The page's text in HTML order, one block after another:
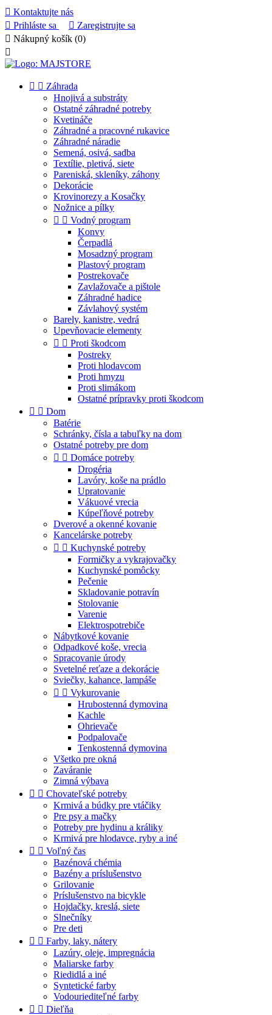
 Kontaktujte nás
 Prihláste sa  Zaregistrujte sa
 Nákupný košík (0)

  Záhrada
Hnojivá a substráty
Ostatné záhradné potreby
Kvetináče
Záhradné a pracovné rukavice
Záhradné náradie
Semená, osivá, sadba
Textílie, pletivá, siete
Pareniská, skleníky, záhony
Dekorácie
Krovinorezy a Kosačky
Nožnice a pílky
  Vodný program
Konvy
Čerpadlá
Mosadzný program
Plastový program
Postrekovače
Zavlažovače a pištole
Záhradné hadice
Závlahový systém
Barely, kanistre, vedrá
Upevňovacie elementy
  Proti škodcom
Postreky
Proti hlodavcom
Proti hmyzu
Proti slimákom
Ostatné prípravky proti škodcom
  Dom
Batérie
Schránky, čísla a tabuľky na dom
Ostatné potreby pre dom
  Domáce potreby
Drogéria
Lavóry, koše na prádlo
Upratovanie
Vákuové vrecia
Kúpeľňové potreby
Dverové a okenné kovanie
Kancelárske potreby
  Kuchynské potreby
Formičky a vykrajovačky
Kuchynské pomôcky
Pečenie
Skladovanie potravín
Stolovanie
Varenie
Elektrospotrebiče
Nábytkové kovanie
Odpadkové koše, vrecia
Spracovanie úrody
Svetelné reťaze a dekorácie
Sviečky, kahance, lampáše
  Vykurovanie
Hrubostenná dymovina
Kachle
Ohrievače
Podpalovače
Tenkostenná dymovina
Všetko pre okná
Zaváranie
Zimná výbava
  Chovateľské potreby
Krmivá a búdky pre vtáčiky
Pre psy a mačky
Potreby pre hydinu a králiky
Krmivá pre hlodavce, ryby a iné
  Voľný čas
Bazénová chémia
Bazény a príslušenstvo
Grilovanie
Príslušenstvo na bicykle
Hojdačky, kreslá, siete
Slnečníky
Pre deti
  Farby, laky, nátery
Lazúry, oleje, impregnácia
Maliarske farby
Riedidlá a iné
Syntetické farby
Vodouriediteľné farby
  Dieľňa